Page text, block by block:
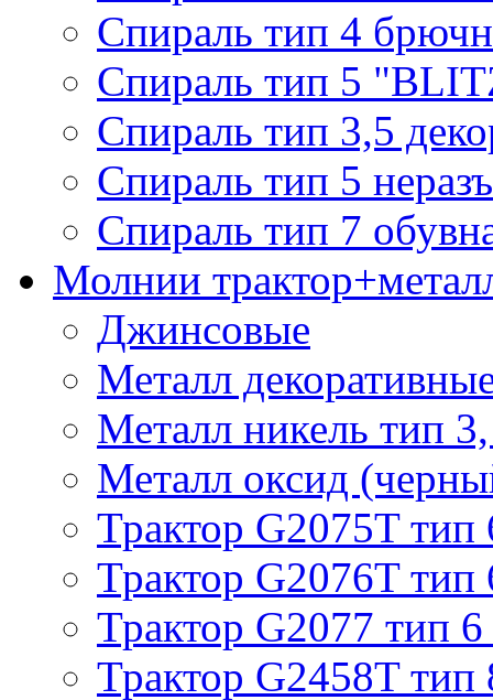
Спираль тип 4
Спираль тип 5
Спираль тип 3,5
Спираль тип 5
Спираль тип 7
Молнии
Джинсовые
Металл
Металл никель тип
Металл оксид
Трактор G2075T тип
Трактор G2076T тип
Трактор G2077 тип 6
Трактор G2458T тип